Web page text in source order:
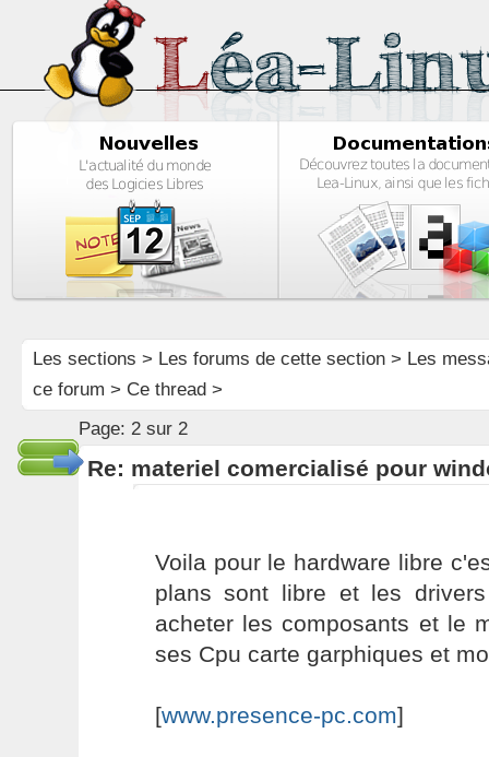
Les sections > Les forums de cette section> Les
ce forum > Ce thread >
Page: 2 sur 2
Re: materiel comercialisé pour
Voila pour le hardware libre
plans sont libre et les
acheter les composants et le
ses Cpu carte garphiques et
[www.presence-pc.com]